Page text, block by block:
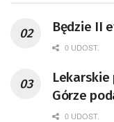
Będzie II
0 UDOST.
Lekarskie
Górze
0 UDOST.